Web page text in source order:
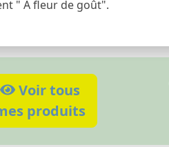
" A fleur de goût".
Voir tous
produits